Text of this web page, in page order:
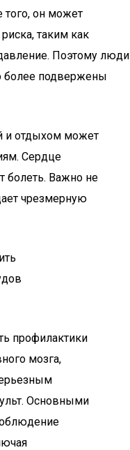
того, он может
таким как
Поэтому люди
более подвержены
и отдыхом может
Сердце
болеть. Важно не
чрезмерную
профилактики
мозга,
Основными